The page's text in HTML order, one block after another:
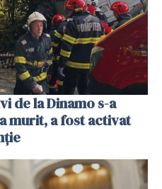
de la Dinamo s-a
murit, a fost activat